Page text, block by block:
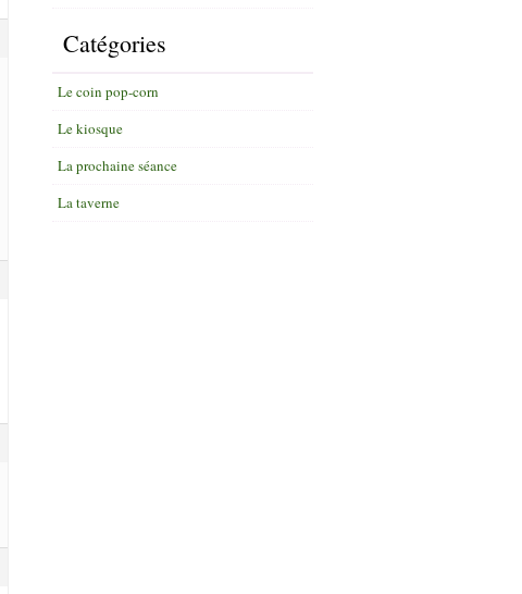
Catégories
Le coin pop-corn
Le kiosque
La prochaine séance
La taverne